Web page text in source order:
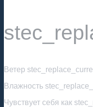
Ветер
Влажность
Чувствует себя как